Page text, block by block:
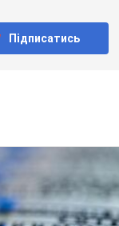
Підписатись